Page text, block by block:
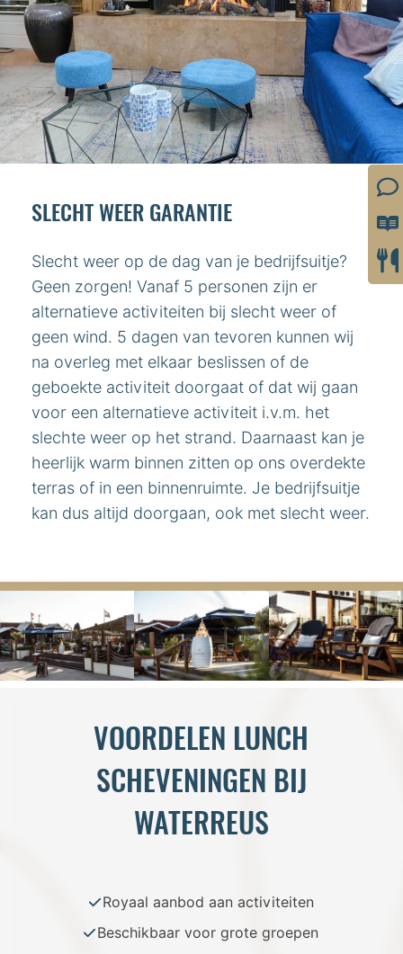
SLECHT WEER GARANTIE
Slecht weer op de dag van je bedrijfsuitje?
Geen zorgen! Vanaf 5 personen zijn er
alternatieve activiteiten bij slecht weer of
geen wind. 5 dagen van tevoren kunnen wij
na overleg met elkaar beslissen of de
geboekte activiteit doorgaat of dat wij gaan
voor een alternatieve activiteit i.v.m. het
slechte weer op het strand. Daarnaast kan je
heerlijk warm binnen zitten op ons overdekte
terras of in een binnenruimte. Je bedrijfsuitje
kan dus altijd doorgaan, ook met slecht weer.
VOORDELEN LUNCH
SCHEVENINGEN BIJ
WATERREUS
Royaal aanbod aan activiteiten
Beschikbaar voor grote groepen